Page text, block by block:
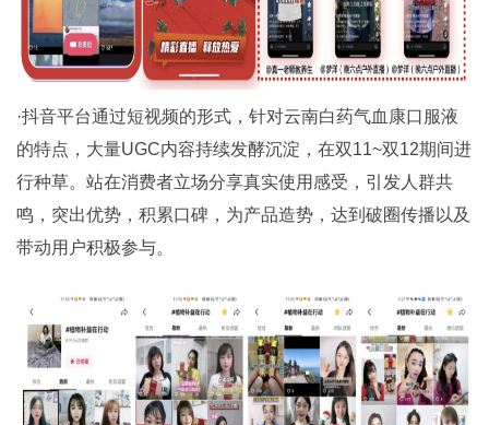
·抖音平台通过短视频的形式，针对云南白药气血康口服液
的特点，大量UGC内容持续发酵沉淀，在双11~双12期间进
行种草。站在消费者立场分享真实使用感受，引发人群共
鸣，突出优势，积累口碑，为产品造势，达到破圈传播以及
带动用户积极参与。